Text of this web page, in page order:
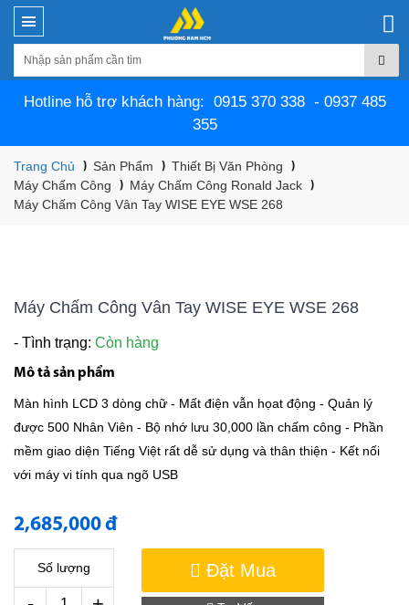
Hotline hỗ trợ khách hàng: 0915 370 338 - 0937 485
355
Trang Chủ Sản Phẩm
Thiết Bị Văn Phòng
Máy Chấm Công
Máy Chấm Công Ronald Jack
Máy Chấm Công Vân Tay WISE EYE WSE 268
Máy Chấm Công Vân Tay WISE EYE WSE 268
- Tình trạng: Còn hàng
Mô tả sản phẩm
Màn hình LCD 3 dòng chữ - Mất điện vẫn họat động - Quản lý
được 500 Nhân Viên - Bộ nhớ lưu 30,000 lần chấm công - Phần
mềm giao diện Tiếng Việt rất dễ sử dụng và thân thiện - Kết nối
với máy vi tính qua ngõ USB
2,685,000 đ
Số lượng Đặt Mua